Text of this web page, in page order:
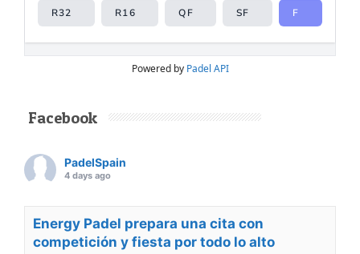
Powered by Padel API
Facebook
PadelSpain
4 days ago
Energy Padel prepara una cita con
competición y fiesta por todo lo alto